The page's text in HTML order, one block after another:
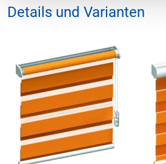
Details und Varianten